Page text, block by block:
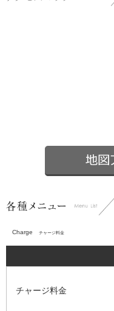
Charge チャージ料金
チャージ料金